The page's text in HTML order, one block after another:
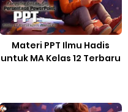
Materi PPT Ilmu Hadis
untuk MA Kelas 12 Terbaru